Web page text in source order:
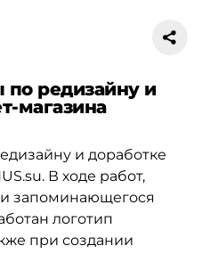
редизайну и
магазина
и доработке
В ходе работ,
запоминающегося
логотип
при создании